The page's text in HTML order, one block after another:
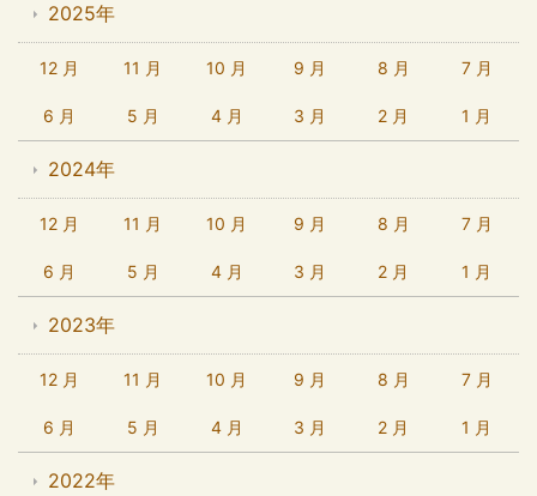
2025年
12 月 11 月 10 月 9 月 8 月 7 月
6 月 5 月 4 月 3 月 2 月 1 月
2024年
12 月 11 月 10 月 9 月 8 月 7 月
6 月 5 月 4 月 3 月 2 月 1 月
2023年
12 月 11 月 10 月 9 月 8 月 7 月
6 月 5 月 4 月 3 月 2 月 1 月
2022年